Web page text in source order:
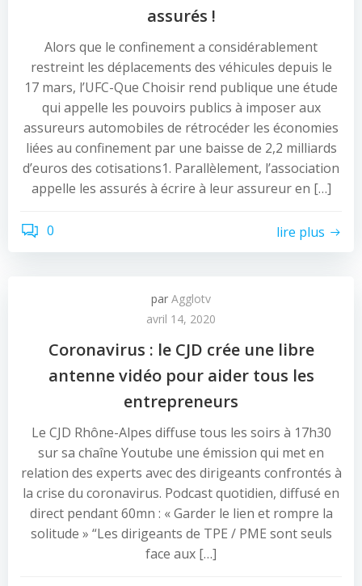
assurés !
Alors que le confinement a considérablement
restreint les déplacements des véhicules depuis le
17 mars, l’UFC-Que Choisir rend publique une étude
qui appelle les pouvoirs publics à imposer aux
assureurs automobiles de rétrocéder les économies
liées au confinement par une baisse de 2,2 milliards
d’euros des cotisations1. Parallèlement, l’association
appelle les assurés à écrire à leur assureur en […]
0 lire plus
par Agglotv
avril 14, 2020
Coronavirus : le CJD crée une libre
antenne vidéo pour aider tous les
entrepreneurs
Le CJD Rhône-Alpes diffuse tous les soirs à 17h30
sur sa chaîne Youtube une émission qui met en
relation des experts avec des dirigeants confrontés à
la crise du coronavirus. Podcast quotidien, diffusé en
direct pendant 60mn : « Garder le lien et rompre la
solitude » “Les dirigeants de TPE / PME sont seuls
face aux […]